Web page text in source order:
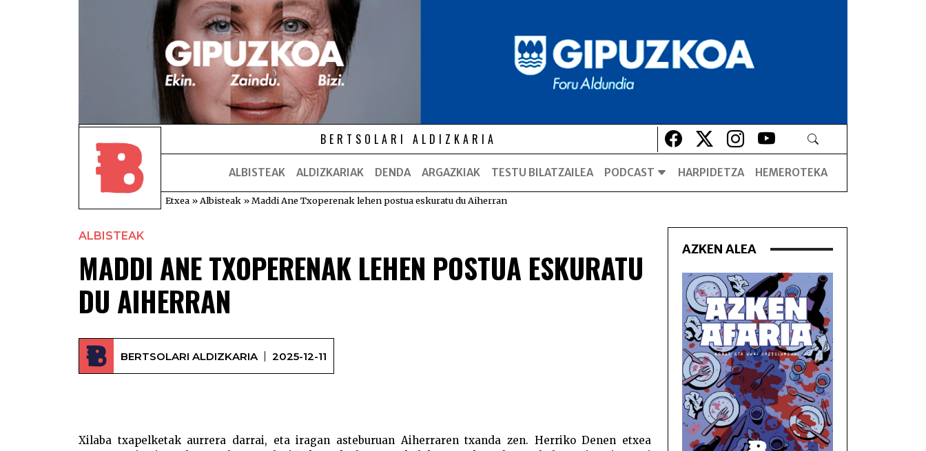
BERTSOLARI ALDIZKARIA Lehio berrian irekiko da
Lehio berrian irekiko da
Lehio berrian irekiko da
Lehio berrian irekiko da
ALBISTEAK ALDIZKARIAK DENDA ARGAZKIAK TESTU BILATZAILEA PODCAST HARPIDETZA HEMEROTEKA
Etxea » Albisteak »Maddi Ane Txoperenak lehen postua eskuratu du Aiherran
ALBISTEAK
MADDI ANE TXOPERENAK LEHEN POSTUA ESKURATU
DU AIHERRAN
BERTSOLARI ALDIZKARIA 2025-12-11
Xilaba txapelketak aurrera darrai, eta iragan asteburuan Aiherraren txanda zen. Herriko Denen etxea
AZKEN ALEA